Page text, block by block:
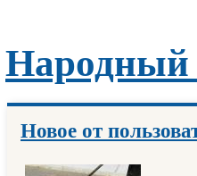
Народный
Новое от